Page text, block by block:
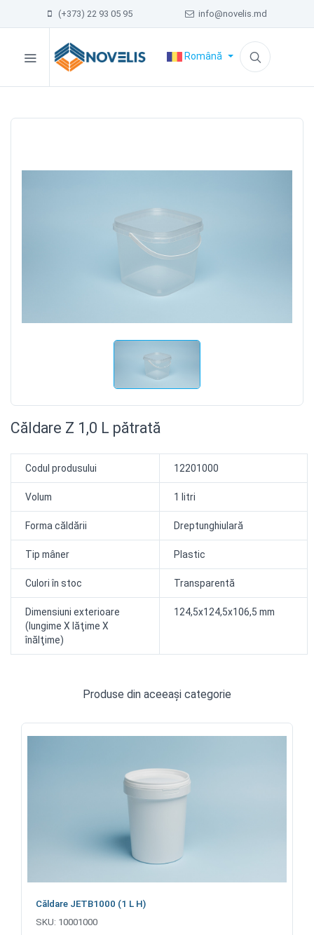
(+373) 22 93 05 95 info@novelis.md
Română
Căldare Z 1,0 L pătrată
Codul produsului 12201000
Volum 1 litri
Forma căldării Dreptunghiulară
Tip mâner Plastic
Culori în stoc Transparentă
Dimensiuni exterioare
(lungime X lăţime X
înălţime)
124,5x124,5x106,5 mm
Produse din aceeași categorie
Căldare JETB1000 (1 L H)
SKU: 10001000